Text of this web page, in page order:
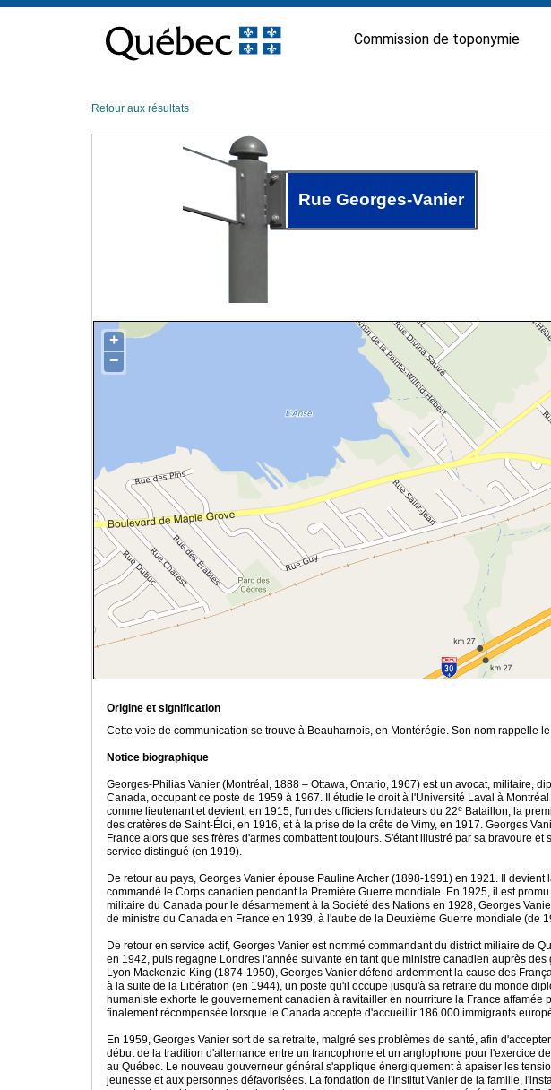
contenu
Commission de toponymie
Retour aux résultats
Rue Georges-Vanier
+
−
Origine et signification
Cette voie de communication se trouve à Beauharnois, en Montérégie. Son nom rappelle
Notice biographique
Georges-Philias Vanier (Montréal, 1888 – Ottawa, Ontario, 1967) est un avocat, militaire,
Canada, occupant ce poste de 1959 à 1967. Il étudie le droit à l'Université Laval à
comme lieutenant et devient, en 1915, l'un des officiers fondateurs du 22e Bataillon, la
des cratères de Saint-Éloi, en 1916, et à la prise de la crête de Vimy, en 1917. Georges
France alors que ses frères d'armes combattent toujours. S'étant illustré par sa bravoure
service distingué (en 1919).
De retour au pays, Georges Vanier épouse Pauline Archer (1898-1991) en 1921. Il
commandé le Corps canadien pendant la Première Guerre mondiale. En 1925, il est
militaire du Canada pour le désarmement à la Société des Nations en 1928, Georges
de ministre du Canada en France en 1939, à l'aube de la Deuxième Guerre mondiale
De retour en service actif, Georges Vanier est nommé commandant du district miliaire de
en 1942, puis regagne Londres l'année suivante en tant que ministre canadien auprès
Lyon Mackenzie King (1874-1950), Georges Vanier défend ardemment la cause des
à la suite de la Libération (en 1944), un poste qu'il occupe jusqu'à sa retraite du monde
humaniste exhorte le gouvernement canadien à ravitailler en nourriture la France
finalement récompensée lorsque le Canada accepte d'accueillir 186 000 immigrants
En 1959, Georges Vanier sort de sa retraite, malgré ses problèmes de santé, afin
début de la tradition d'alternance entre un francophone et un anglophone pour l'exercice
au Québec. Le nouveau gouverneur général s'applique énergiquement à apaiser les
jeunesse et aux personnes défavorisées. La fondation de l'Institut Vanier de la famille,